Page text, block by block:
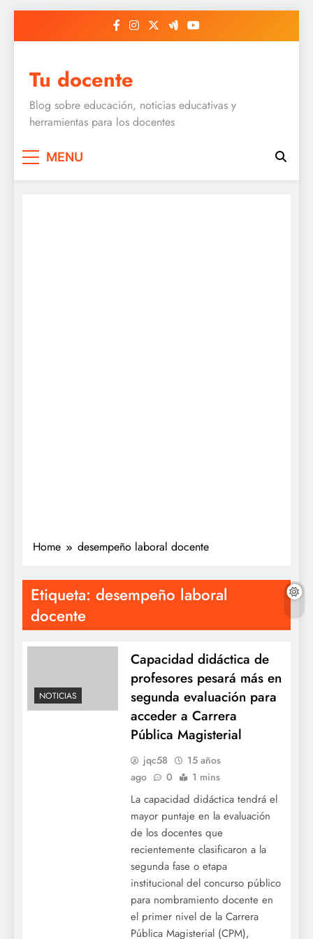
Tu docente
Blog sobre educación, noticias educativas y
herramientas para los docentes
MENU
Home desempeño laboral docente
Etiqueta: desempeño laboral
docente
NOTICIAS
Capacidad didáctica de
profesores pesará más en
segunda evaluación para
acceder a Carrera
Pública Magisterial
jqc58
15 años
ago
0 1 mins
La capacidad didáctica tendrá el
mayor puntaje en la evaluación
de los docentes que
recientemente clasificaron a la
segunda fase o etapa
institucional del concurso público
para nombramiento docente en
el primer nivel de la Carrera
Pública Magisterial (CPM),